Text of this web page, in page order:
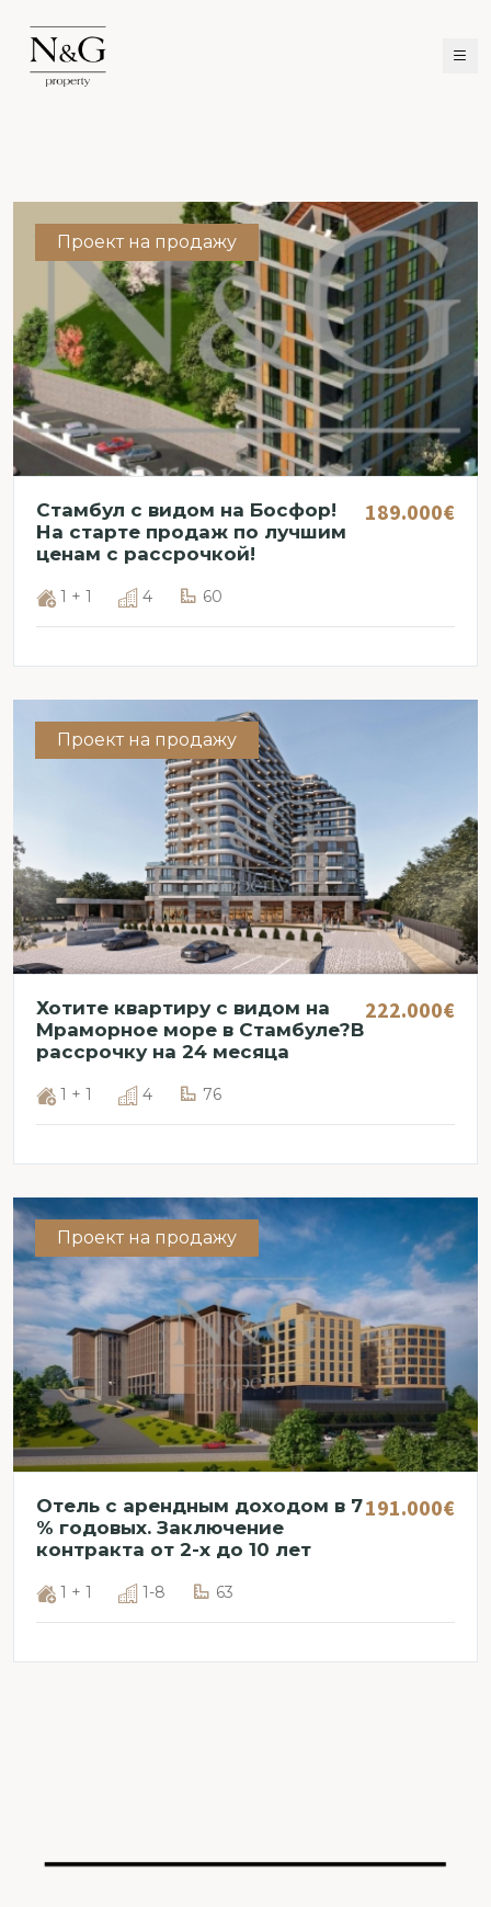
Проект на продажу
Стамбул с видом на Босфор!
На старте продаж по лучшим
ценам с рассрочкой!
189.000€
1 + 1 4 60
Проект на продажу
Хотите квартиру с видом на
Мраморное море в Стамбуле?В
рассрочку на 24 месяца
222.000€
1 + 1 4 76
Проект на продажу
Отель с арендным доходом в 7
% годовых. Заключение
контракта от 2-х до 10 лет
191.000€
1 + 1 1-8 63